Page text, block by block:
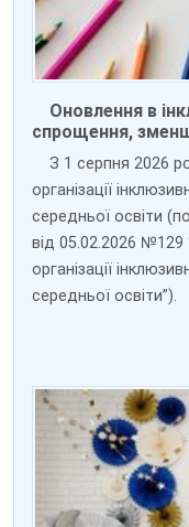
Оновлення в
спрощення,
З 1 серпня 2026
організації
середньої освіти
від 05.02.2026 №129
організації
середньої освіти”).